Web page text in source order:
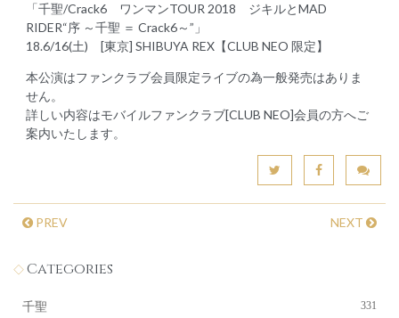
「千聖/Crack6 ワンマンTOUR 2018 ジキルとMAD
RIDER“序 ～千聖 ＝ Crack6～”」
18.6/16(土) [東京] SHIBUYA REX【CLUB NEO 限定】
本公演はファンクラブ会員限定ライブの為一般発売はありま
せん。
詳しい内容はモバイルファンクラブ[CLUB NEO]会員の方へご
案内いたします。
PREV NEXT
Categories
千聖 331